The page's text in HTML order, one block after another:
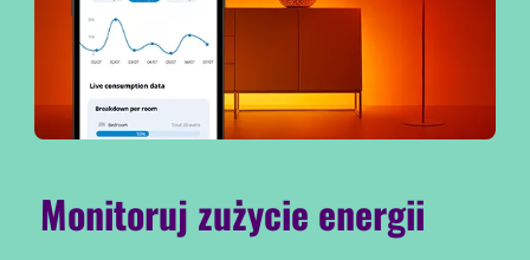
Monitoruj zużycie energii